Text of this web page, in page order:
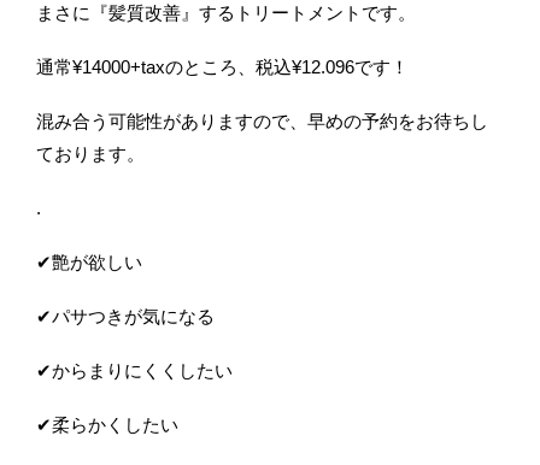
まさに『髪質改善』するトリートメントです。
通常¥14000+taxのところ、税込¥12.096です！
混み合う可能性がありますので、早めの予約をお待ちし
ております。
.
✔︎艶が欲しい
✔︎パサつきが気になる
✔︎からまりにくくしたい
✔︎柔らかくしたい